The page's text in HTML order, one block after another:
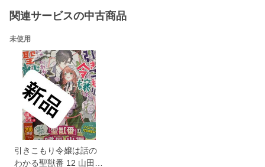
関連サービスの中古商品
未使用
引きこもり令嬢は話の
わかる聖獣番 12 山田桐